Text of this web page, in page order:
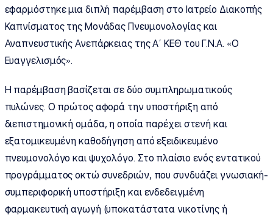
εφαρμόστηκε μια διπλή παρέμβαση στο Ιατρείο Διακοπής
Καπνίσματος της Μονάδας Πνευμονολογίας και
Αναπνευστικής Ανεπάρκειας της Α΄ ΚΕΘ του Γ.Ν.Α. «Ο
Ευαγγελισμός».
Η παρέμβαση βασίζεται σε δύο συμπληρωματικούς
πυλώνες. Ο πρώτος αφορά την υποστήριξη από
διεπιστημονική ομάδα, η οποία παρέχει στενή και
εξατομικευμένη καθοδήγηση από εξειδικευμένο
πνευμονολόγο και ψυχολόγο. Στο πλαίσιο ενός εντατικού
προγράμματος οκτώ συνεδριών, που συνδυάζει γνωσιακή-
συμπεριφορική υποστήριξη και ενδεδειγμένη
φαρμακευτική αγωγή (υποκατάστατα νικοτίνης ή